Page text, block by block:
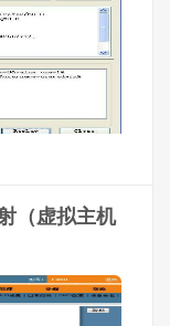
用自己的路由器
猫发热量大，
式，LAN1，3，
LAN2和SSID2也
3，4上，通过路
光猫。
。
，然后就是一段
猫，测试光猫
（虚拟主机